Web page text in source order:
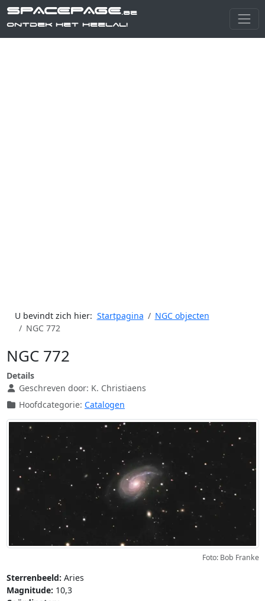
SPACEPAGE.be
Ontdek het heelal!
U bevindt zich hier: Startpagina
NGC objecten
NGC 772
NGC 772
Details
Geschreven door: K. Christiaens
Hoofdcategorie: Catalogen
Foto: Bob Franke
Sterrenbeeld: Aries
Magnitude: 10,3